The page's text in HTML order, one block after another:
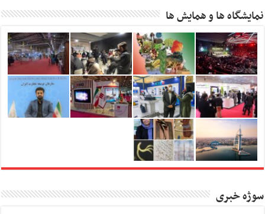
نمایشگاه ها و همایش ها
سوژه خبری